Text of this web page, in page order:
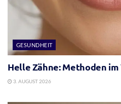
GESUNDHEIT
Helle Zähne: Methoden
3. AUGUST 2026